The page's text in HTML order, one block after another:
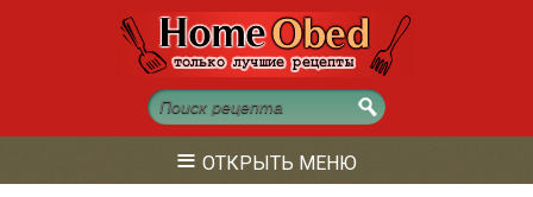
≡ ОТКРЫТЬ МЕНЮ